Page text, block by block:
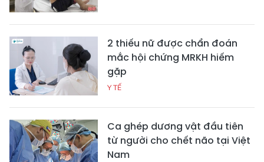
2 thiếu nữ được chẩn đoán
mắc hội chứng MRKH hiếm
gặp
Y TẾ
Ca ghép dương vật đầu tiên
từ người cho chết não tại Việt
Nam